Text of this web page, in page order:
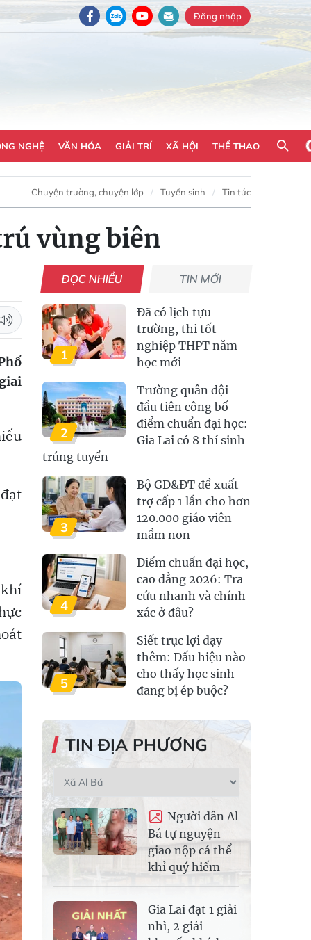
Đăng nhập
NGHỆ VĂN HÓA GIẢI TRÍ XÃ HỘI THỂ THAO
Chuyện trường, chuyện lớp Tuyển sinh Tin tức
vùng biên
ĐỌC NHIỀU TIN MỚI
1
Đã có lịch tựu
trường, thi tốt
nghiệp THPT năm
học mới
2
Trường quân đội
đầu tiên công bố
điểm chuẩn đại học:
Gia Lai có 8 thí sinh
trúng tuyển
3
Bộ GD&ĐT đề xuất
trợ cấp 1 lần cho hơn
120.000 giáo viên
mầm non
4
Điểm chuẩn đại học,
cao đẳng 2026: Tra
cứu nhanh và chính
xác ở đâu?
5
Siết trục lợi dạy
thêm: Dấu hiệu nào
cho thấy học sinh
đang bị ép buộc?
TIN ĐỊA PHƯƠNG
Người dân Al
Bá tự nguyện
giao nộp cá thể
khỉ quý hiếm
Gia Lai đạt 1 giải
nhì, 2 giải